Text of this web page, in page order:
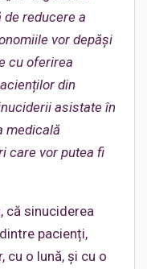
reducere a
vor depăși
cu oferirea
din
asistate în
medicală
care vor putea fi
că sinuciderea
pacienți,
cu o lună, și cu o